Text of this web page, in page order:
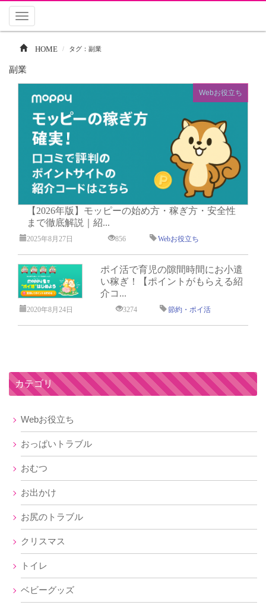
Toggle
HOME タグ：副業
副業
Webお役立ち
【2026年版】モッピーの始め方・稼ぎ方・安全性
まで徹底解説｜紹...
2025年8月27日 856 Webお役立ち
ポイ活で育児の隙間時間にお小遣
い稼ぎ！【ポイントがもらえる紹
介コ...
2020年8月24日 3274 節約・ポイ活
カテゴリ
Webお役立ち
おっぱいトラブル
おむつ
お出かけ
お尻のトラブル
クリスマス
トイレ
ベビーグッズ